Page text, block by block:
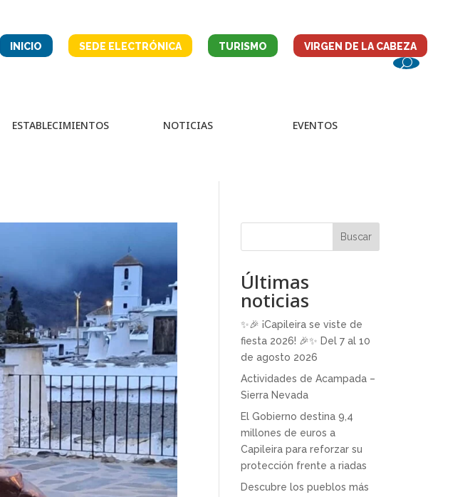
INICIO SEDE ELECTRÓNICA TURISMO VIRGEN DE LA CABEZA
ESTABLECIMIENTOS NOTICIAS EVENTOS
Buscar
Últimas
noticias
✨🎉 ¡Capileira se viste de
fiesta 2026! 🎉✨ Del 7 al 10
de agosto 2026
Actividades de Acampada –
Sierra Nevada
El Gobierno destina 9,4
millones de euros a
Capileira para reforzar su
protección frente a riadas
Descubre los pueblos más